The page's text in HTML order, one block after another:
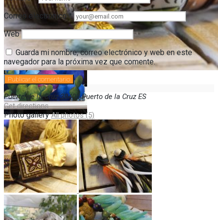
Correo electrónico*
Web
Guarda mi nombre, correo electrónico y web en este
navegador para la próxima vez que comente.
Puerto de la Cruz 38400 Puerto de la Cruz ES
Get directions
Photo gallery All photos (5)